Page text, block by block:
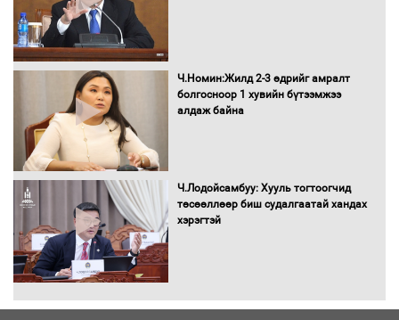
орчныг бүрдүүллээ
баримт
Ч.Номин:Жилд 2-3 өдрийг амралт
болгосноор 1 хувийн бүтээмжээ
алдаж байна
Ч.Лодойсамбуу: Хууль тогтоогчид
төсөөллөөр биш судалгаатай хандах
хэрэгтэй